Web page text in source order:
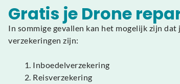
Gratis je Drone
In sommige gevallen kan het mogelijk zijn
verzekeringen zijn:
Inboedelverzekering
Reisverzekering